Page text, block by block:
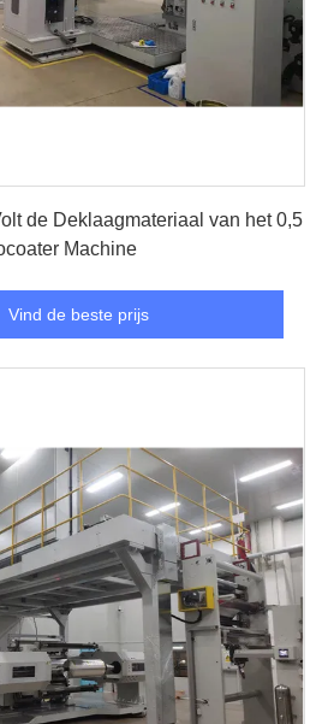
de Deklaagmateriaal van het 0,5
Machine
Vind de beste prijs